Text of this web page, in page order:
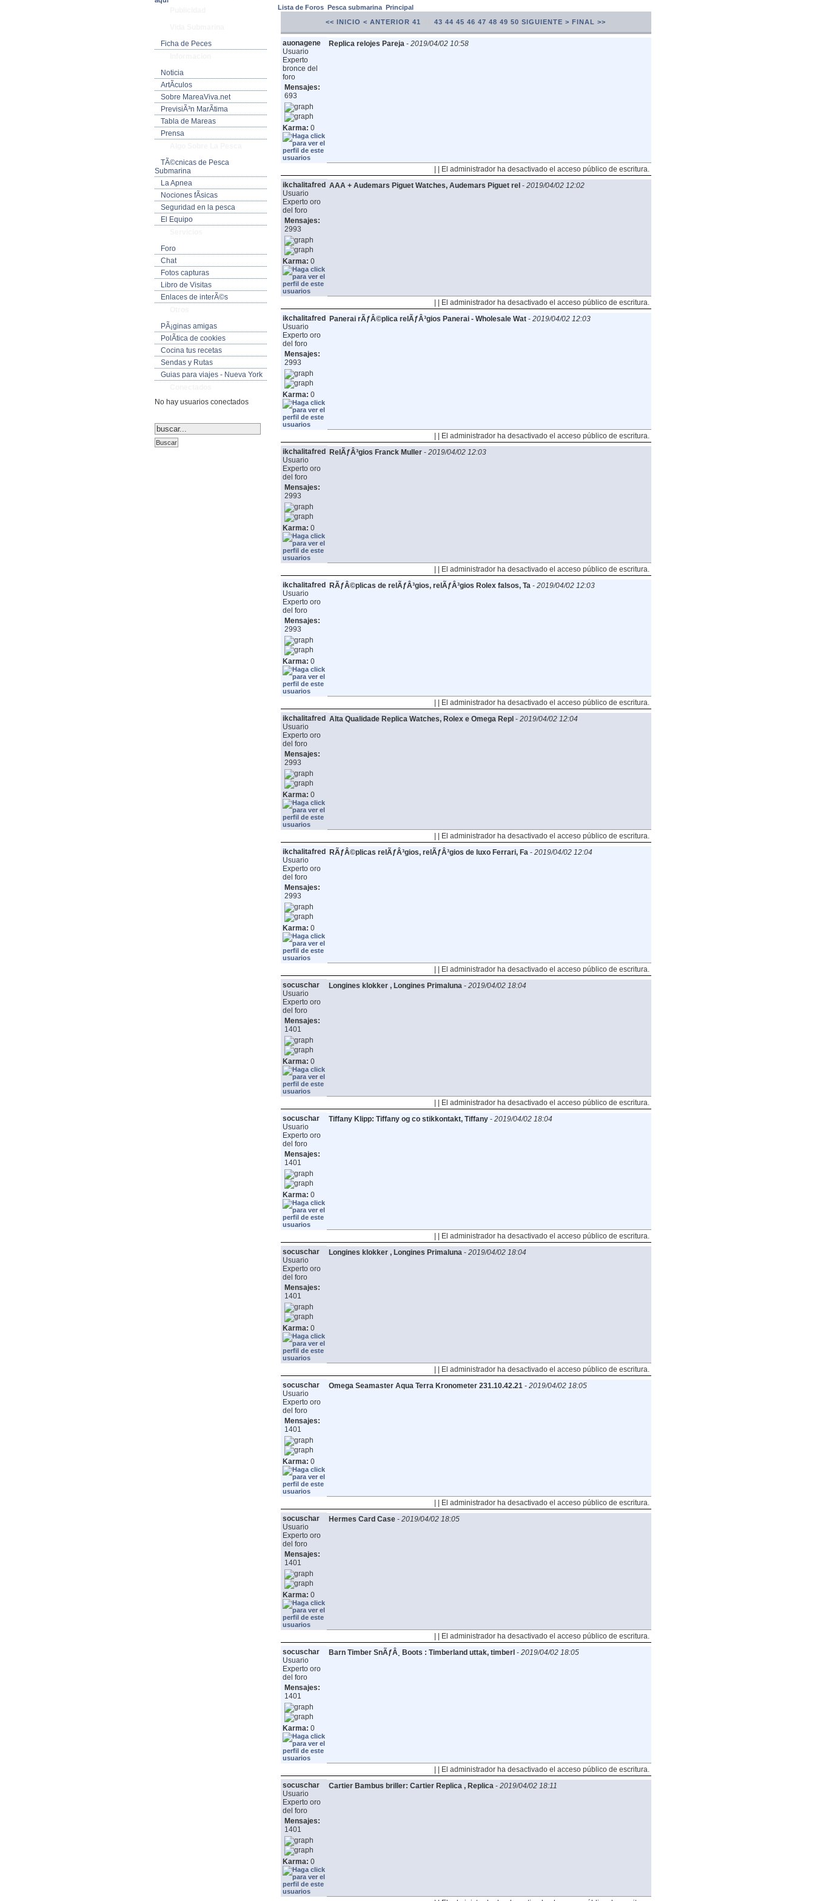
Ficha de Peces
Noticia
ArtÃ­culos
Sobre MareaViva.net
PrevisiÃ³n MarÃ­tima
Tabla de Mareas
Prensa
TÃ©cnicas de Pesca
Submarina
La Apnea
Nociones fÃ­sicas
Seguridad en la pesca
El Equipo
Foro
Chat
Fotos capturas
Libro de Visitas
Enlaces de interÃ©s
PÃ¡ginas amigas
PolÃ­tica de cookies
Cocina tus recetas
Sendas y Rutas
Guias para viajes - Nueva York
No hay usuarios conectados
Lista de Foros Pesca submarina Principal
<< INICIO < ANTERIOR 41 43 44 45 46 47 48 49 50 SIGUIENTE > FINAL >>
auonagene
Usuario
Experto
bronce del
foro
Mensajes:
693
Karma: 0
Replica relojes Pareja- 2019/04/02 10:58
| | El administrador ha desactivado el acceso público de escritura.
ikchalitafred
Usuario
Experto oro
del foro
Mensajes:
2993
Karma: 0
AAA + Audemars Piguet Watches, Audemars Piguet rel - 2019/04/02 12:02
| | El administrador ha desactivado el acceso público de escritura.
ikchalitafred
Usuario
Experto oro
del foro
Mensajes:
2993
Karma: 0
Panerai rÃƒÂ©plica relÃƒÂ³gios Panerai - Wholesale Wat- 2019/04/02 12:03
| | El administrador ha desactivado el acceso público de escritura.
ikchalitafred
Usuario
Experto oro
del foro
Mensajes:
2993
Karma: 0
RelÃƒÂ³gios Franck Muller- 2019/04/02 12:03
| | El administrador ha desactivado el acceso público de escritura.
ikchalitafred
Usuario
Experto oro
del foro
Mensajes:
2993
Karma: 0
RÃƒÂ©plicas de relÃƒÂ³gios, relÃƒÂ³gios Rolex falsos, Ta- 2019/04/02 12:03
| | El administrador ha desactivado el acceso público de escritura.
ikchalitafred
Usuario
Experto oro
del foro
Mensajes:
2993
Karma: 0
Alta Qualidade Replica Watches, Rolex e Omega Repl - 2019/04/02 12:04
| | El administrador ha desactivado el acceso público de escritura.
ikchalitafred
Usuario
Experto oro
del foro
Mensajes:
2993
Karma: 0
RÃƒÂ©plicas relÃƒÂ³gios, relÃƒÂ³gios de luxo Ferrari, Fa- 2019/04/02 12:04
| | El administrador ha desactivado el acceso público de escritura.
socuschar
Usuario
Experto oro
del foro
Mensajes:
1401
Karma: 0
Longines klokker , Longines Primaluna- 2019/04/02 18:04
| | El administrador ha desactivado el acceso público de escritura.
socuschar
Usuario
Experto oro
del foro
Mensajes:
1401
Karma: 0
Tiffany Klipp: Tiffany og co stikkontakt, Tiffany- 2019/04/02 18:04
| | El administrador ha desactivado el acceso público de escritura.
socuschar
Usuario
Experto oro
del foro
Mensajes:
1401
Karma: 0
Longines klokker , Longines Primaluna- 2019/04/02 18:04
| | El administrador ha desactivado el acceso público de escritura.
socuschar
Usuario
Experto oro
del foro
Mensajes:
1401
Karma: 0
Omega Seamaster Aqua Terra Kronometer 231.10.42.21- 2019/04/02 18:05
| | El administrador ha desactivado el acceso público de escritura.
socuschar
Usuario
Experto oro
del foro
Mensajes:
1401
Karma: 0
Hermes Card Case- 2019/04/02 18:05
| | El administrador ha desactivado el acceso público de escritura.
socuschar
Usuario
Experto oro
del foro
Mensajes:
1401
Karma: 0
Barn Timber SnÃƒÂ¸ Boots : Timberland uttak, timberl - 2019/04/02 18:05
| | El administrador ha desactivado el acceso público de escritura.
socuschar
Usuario
Experto oro
del foro
Mensajes:
1401
Karma: 0
Cartier Bambus briller: Cartier Replica , Replica- 2019/04/02 18:11